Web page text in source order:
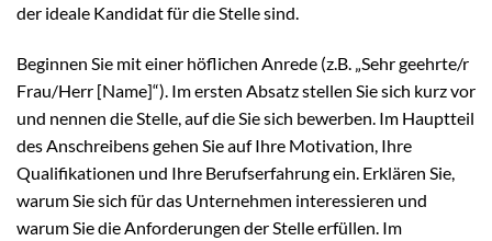
der ideale Kandidat für die Stelle sind.
Beginnen Sie mit einer höflichen Anrede (z.B. „Sehr geehrte/r
Frau/Herr [Name]“). Im ersten Absatz stellen Sie sich kurz vor
und nennen die Stelle, auf die Sie sich bewerben. Im Hauptteil
des Anschreibens gehen Sie auf Ihre Motivation, Ihre
Qualifikationen und Ihre Berufserfahrung ein. Erklären Sie,
warum Sie sich für das Unternehmen interessieren und
warum Sie die Anforderungen der Stelle erfüllen. Im